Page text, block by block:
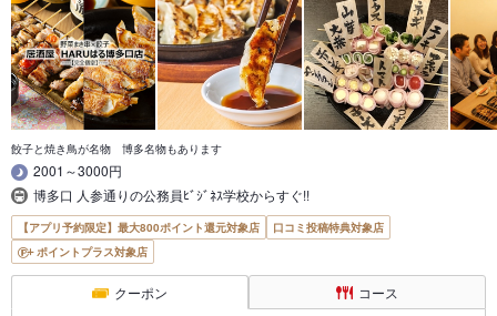
餃子と焼き鳥が名物 博多名物もあります
2001～3000円
博多口 人参通りの公務員ﾋﾞｼﾞﾈｽ学校からすぐ!!
【アプリ予約限定】最大800ポイント還元対象店
口コミ投稿特典対象店
ポイントプラス対象店
クーポン コース